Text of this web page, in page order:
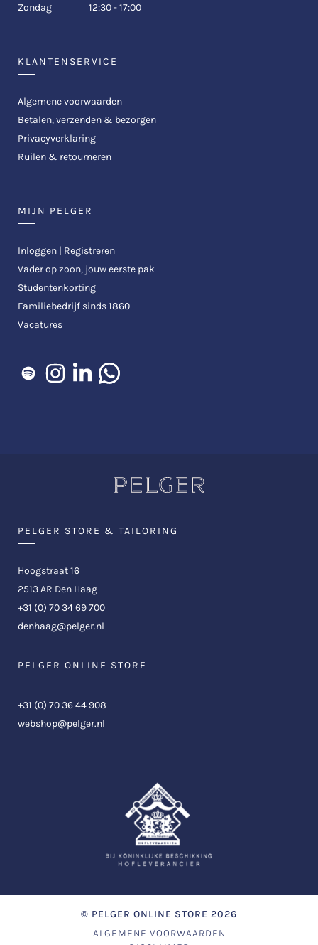
Zondag
12:30 - 17:00
KLANTENSERVICE
Algemene voorwaarden
Betalen, verzenden & bezorgen
Privacyverklaring
Ruilen & retourneren
MIJN PELGER
Inloggen | Registreren
Vader op zoon, jouw eerste pak
Studentenkorting
Familiebedrijf sinds 1860
Vacatures
PELGER STORE & TAILORING
Hoogstraat 16
2513 AR Den Haag
+31 (0) 70 34 69 700
denhaag@pelger.nl
PELGER ONLINE STORE
+31 (0) 70 36 44 908
webshop@pelger.nl
© PELGER ONLINE STORE 2026
ALGEMENE VOORWAARDEN